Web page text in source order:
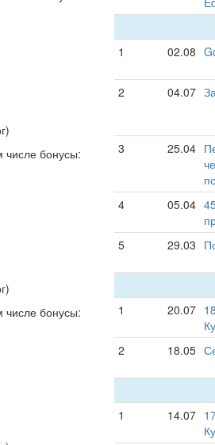
числе бонусы:
числе бонусы:
1
02.08
2 04.07
3 25.04
4 05.04
5 29.03
1
20.07
2 18.05
1
14.07